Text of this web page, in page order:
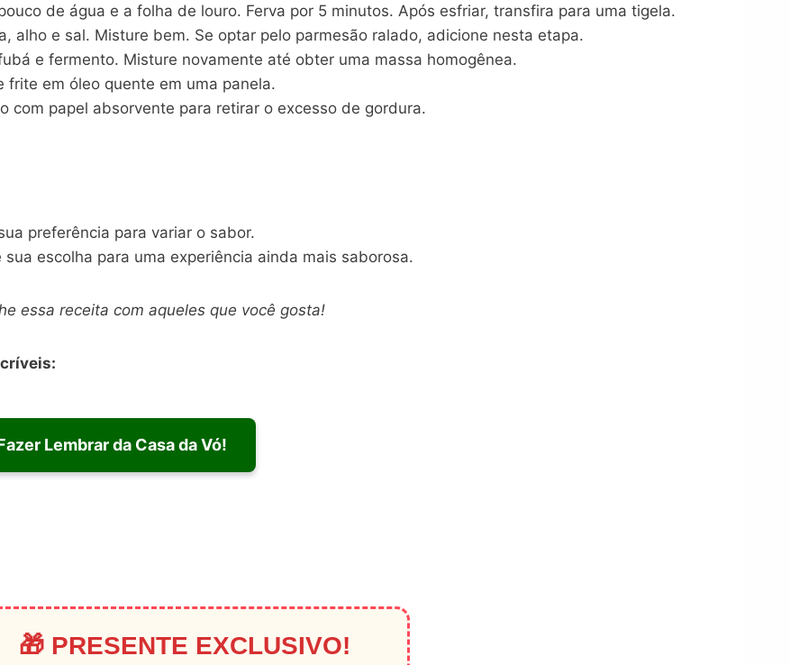
de água e a folha de louro. Ferva por 5 minutos. Após esfriar, transfira para uma tigela.
alho e sal. Misture bem. Se optar pelo parmesão ralado, adicione nesta etapa.
e fermento. Misture novamente até obter uma massa homogênea.
frite em óleo quente em uma panela.
com papel absorvente para retirar o excesso de gordura.
preferência para variar o sabor.
escolha para uma experiência ainda mais saborosa.
essa receita com aqueles que você gosta!
Lembrar da Casa da Vó!
🎁 PRESENTE EXCLUSIVO!